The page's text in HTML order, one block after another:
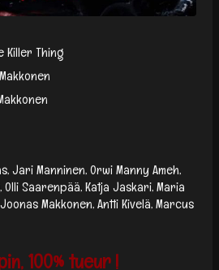
Killer Thing
Jari Manninen, Orwi Manny Ameh,
Olli Saarenpää, Katja Jaskari, Maria
Makkonen, Antti Kivelä, Marcus
100% tueur !